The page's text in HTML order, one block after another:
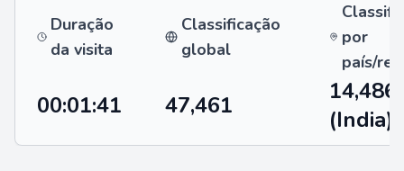
Duração
da visita
Classificação
global
por
país/
00:01:41 47,461
14,486
(India)